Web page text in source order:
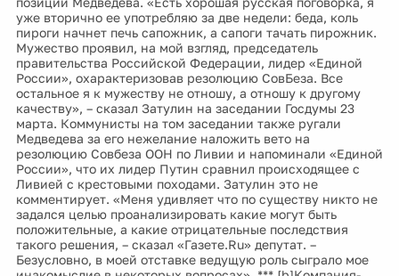
уже вторично ее употребляю за две недели: беда, коль
пироги начнет печь сапожник, а сапоги тачать пирожник.
Мужество проявил, на мой взгляд, председатель
правительства Российской Федерации, лидер «Единой
России», охарактеризовав резолюцию СовБеза. Все
остальное я к мужеству не отношу, а отношу к другому
качеству», – сказал Затулин на заседании Госдумы 23
марта. Коммунисты на том заседании также ругали
Медведева за его нежелание наложить вето на
резолюцию Совбеза ООН по Ливии и напоминали «Единой
России», что их лидер Путин сравнил происходящее с
Ливией с крестовыми походами. Затулин это не
комментирует. «Меня удивляет что по существу никто не
задался целью проанализировать какие могут быть
положительные, а какие отрицательные последствия
такого решения, – сказал «Газете.Ru» депутат. –
Безусловно, в моей отставке ведущую роль сыграло мое